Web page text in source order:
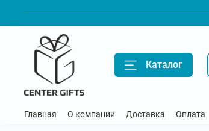
Каталог
Главная О компании Доставка Оплата